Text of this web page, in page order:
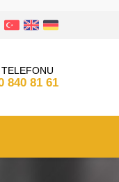
840 81 61